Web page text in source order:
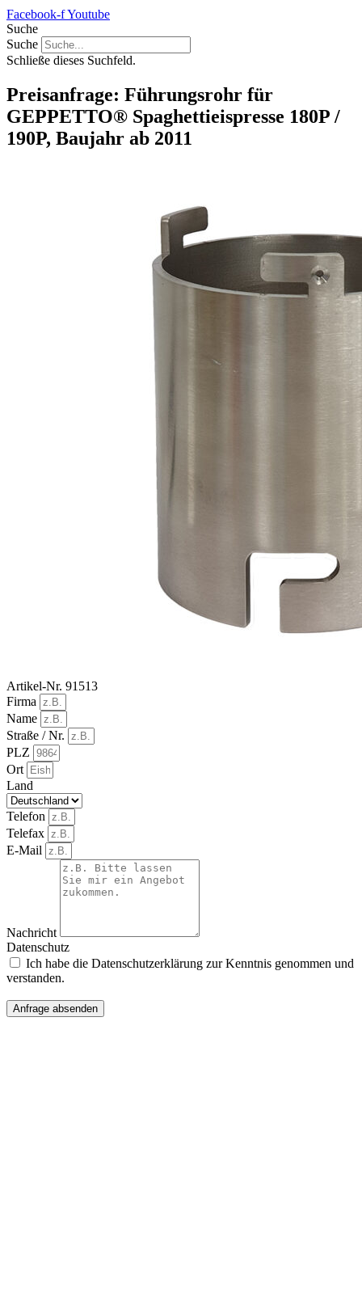
Facebook-fYoutube
Suche
Suche
Schließe dieses Suchfeld.
Preisanfrage: Führungsrohr für
GEPPETTO® Spaghettieispresse 180P /
190P, Baujahr ab 2011
Artikel-Nr. 91513
Firma
Name
Straße / Nr.
PLZ
Ort
Land
Telefon
Telefax
E-Mail
Nachricht
Datenschutz
Ich habe die Datenschutzerklärung zur Kenntnis genommen und
verstanden.
Anfrage absenden